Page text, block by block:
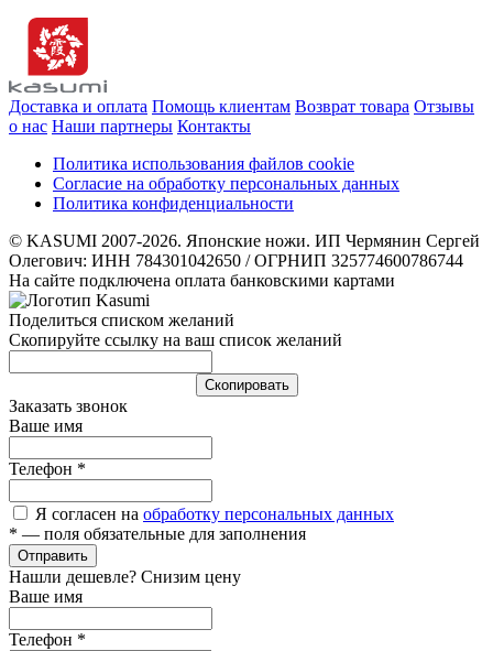
Доставка и оплата Помощь клиентам Возврат товара Отзывы
о нас Наши партнеры Контакты
Политика использования файлов cookie
Согласие на обработку персональных данных
Политика конфиденциальности
© KASUMI 2007-2026. Японские ножи. ИП Чермянин Сергей
Олегович: ИНН 784301042650 / ОГРНИП 325774600786744
На сайте подключена оплата банковскими картами
Поделиться списком желаний
Скопируйте ссылку на ваш список желаний
Cкопировать
Заказать звонок
Ваше имя
Телефон *
Я согласен на обработку персональных данных
* — поля обязательные для заполнения
Отправить
Нашли дешевле? Снизим цену
Ваше имя
Телефон *